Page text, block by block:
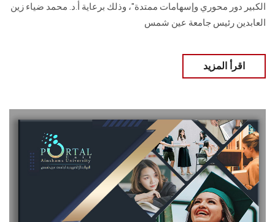
الكبير دور محوري وإسهامات ممتدة"، وذلك برعاية أ.د. محمد ضياء زين
العابدين رئيس جامعة عين شمس
اقرأ المزيد